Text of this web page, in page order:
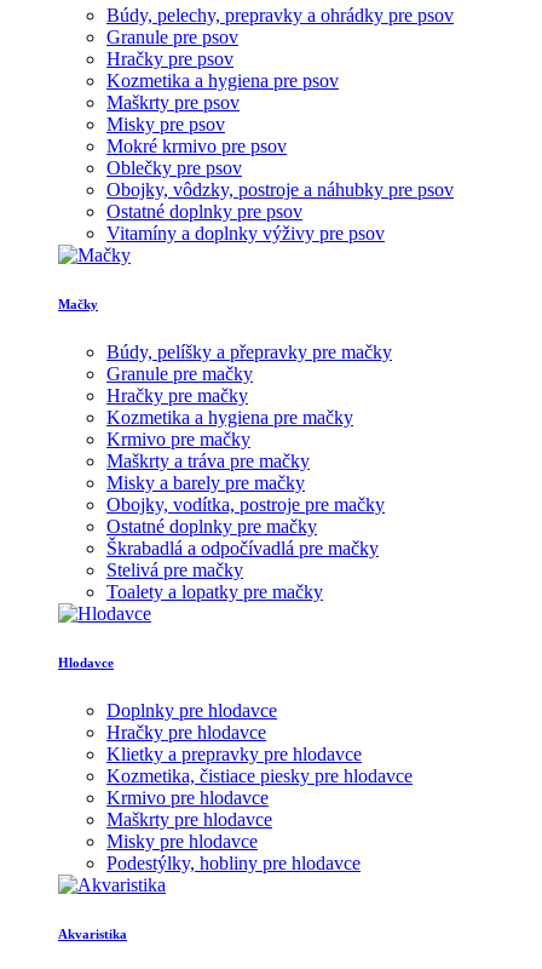
Búdy, pelechy, prepravky a ohrádky pre psov
Granule pre psov
Hračky pre psov
Kozmetika a hygiena pre psov
Maškrty pre psov
Misky pre psov
Mokré krmivo pre psov
Oblečky pre psov
Obojky, vôdzky, postroje a náhubky pre psov
Ostatné doplnky pre psov
Vitamíny a doplnky výživy pre psov
Mačky
Búdy, pelíšky a přepravky pre mačky
Granule pre mačky
Hračky pre mačky
Kozmetika a hygiena pre mačky
Krmivo pre mačky
Maškrty a tráva pre mačky
Misky a barely pre mačky
Obojky, vodítka, postroje pre mačky
Ostatné doplnky pre mačky
Škrabadlá a odpočívadlá pre mačky
Stelivá pre mačky
Toalety a lopatky pre mačky
Hlodavce
Doplnky pre hlodavce
Hračky pre hlodavce
Klietky a prepravky pre hlodavce
Kozmetika, čistiace piesky pre hlodavce
Krmivo pre hlodavce
Maškrty pre hlodavce
Misky pre hlodavce
Podestýlky, hobliny pre hlodavce
Akvaristika